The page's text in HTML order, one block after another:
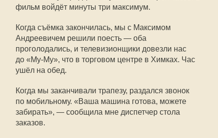
фильм войдёт минуты три максимум.
Когда съёмка закончилась, мы с Максимом
Андреевичем решили поесть — оба
проголодались, и телевизионщики довезли нас
до «Му-Му», что в торговом центре в Химках. Час
ушёл на обед.
Когда мы заканчивали трапезу, раздался звонок
по мобильному. «Ваша машина готова, можете
забирать», — сообщила мне диспетчер стола
заказов.